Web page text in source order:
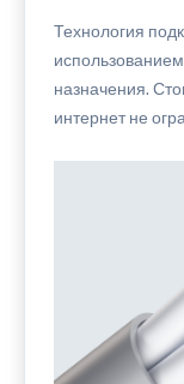
Технология
назначения.
интернет не